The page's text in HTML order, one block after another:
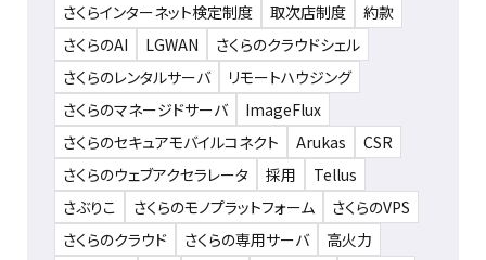
さくらインターネット検定制度 取次店制度
約款
さくらのAI
LGWAN
さくらのクラウドシェル
さくらのレンタルサーバ
リモートハウジング
さくらのマネージドサーバ
ImageFlux
さくらのセキュアモバイルコネクト
Arukas
CSR
さくらのウェブアクセラレータ
採用
Tellus
さぶりこ
さくらのモノプラットフォーム
さくらのVPS
さくらのクラウド
さくらの専用サーバ
高火力